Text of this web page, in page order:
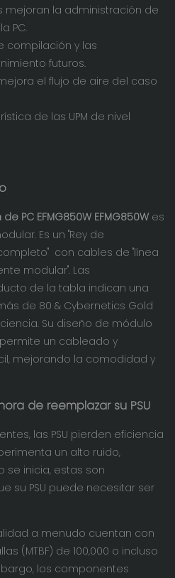
mejoran la administración de
PC.
compilación y las
futuros.
el flujo de aire del caso
de las UPM de nivel
PC EFMG850W EFMG850W es
Es un "Rey de
con cables de "línea
modular". Las
de la tabla indican una
de 80 & Cybernetics Gold
Su diseño de módulo
un cableado y
mejorando la comodidad y
de reemplazar su PSU
las PSU pierden eficiencia
un alto ruido,
se inicia, estas son
su PSU puede necesitar ser
a menudo cuentan con
(MTBF) de 100,000 o incluso
los componentes